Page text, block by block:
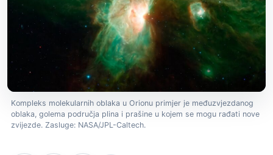
Kompleks molekularnih oblaka u Orionu primjer je međuzvjezdanog
oblaka, golema područja plina i prašine u kojem se mogu rađati nove
zvijezde. Zasluge: NASA/JPL-Caltech.